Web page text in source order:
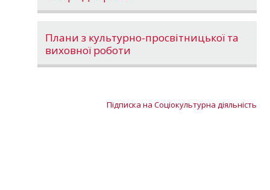
Плани з культурно-просвітницької та
виховної роботи
Підписка на Соціокультурна діяльність